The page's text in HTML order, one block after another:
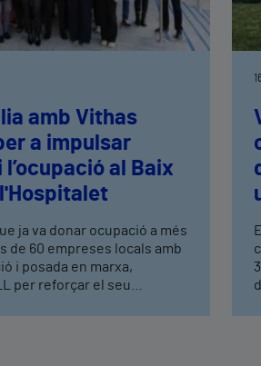
amb Vithas
a impulsar
l’ocupació al Baix
ja va donar ocupació a més
de 60 empreses locals amb
i posada en marxa,
per reforçar el seu
d'empreses associades a
les instal·lacions de
Vithas Empreses, una